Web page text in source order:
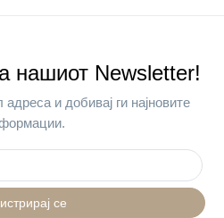
нашиот Newsletter!
адреса и добивај ги најновите
се